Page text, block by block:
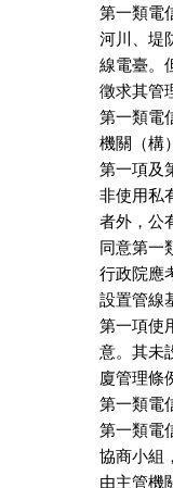
第一類電
河川、堤
線電臺。
徵求其管
第一類電
機關（構
第一項及
非使用私
者外，公
同意第一
行政院應
設置管線
第一項使
意。其未
廈管理條
第一類電
第一類電
協商小組
由主管機